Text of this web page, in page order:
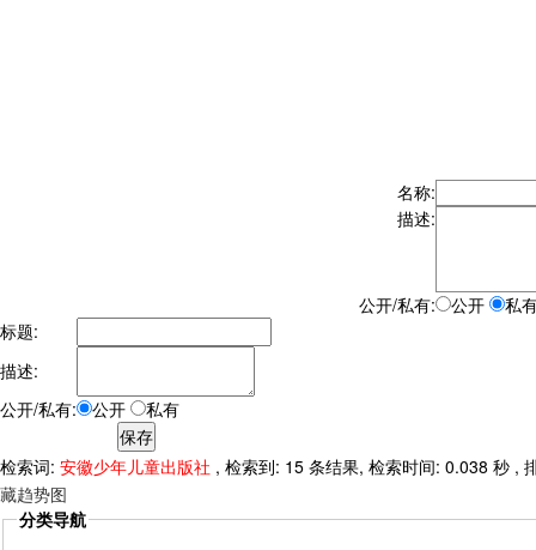
名称:
描述:
公开/私有: 公开
私
标题:
描述:
公开/私有:
公开 私有
检索词: 安徽少年儿童出版社 , 检索到: 15 条结果, 检索时间: 0.038 秒 ,
藏趋势图
分类导航